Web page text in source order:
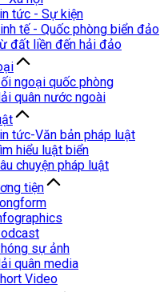
tức - Sự kiện
tế - Quốc phòng biển đảo
đất liền đến hải đảo
ngoại quốc phòng
quân nước ngoài
tức-Văn bản pháp luật
hiểu luật biển
chuyện pháp luật
tiện
sự ảnh
quân media
Video